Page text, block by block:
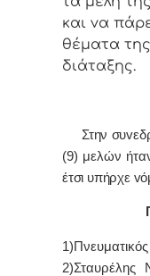
και vα
θέματα
διάταξης.
Στην
(9) μελών
έτσι υπήρχε